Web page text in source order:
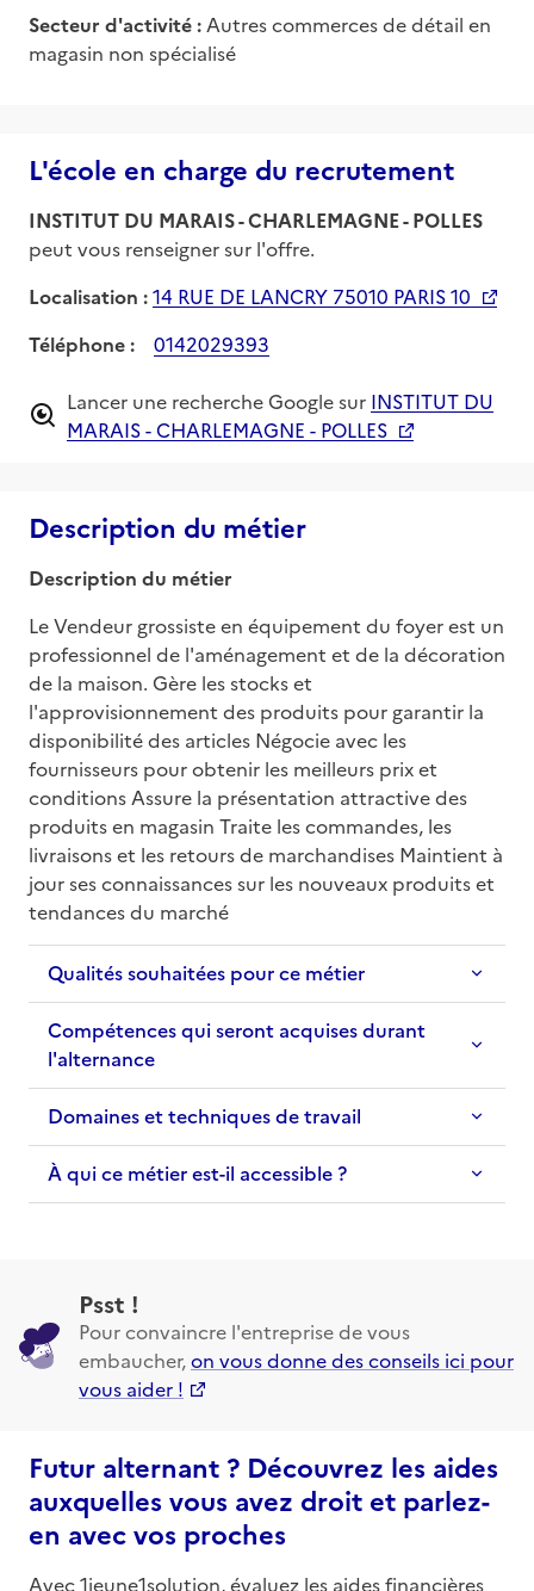
Secteur d'activité : Autres commerces de détail en
magasin non spécialisé
L'école en charge du recrutement
INSTITUT DU MARAIS - CHARLEMAGNE - POLLES
peut vous renseigner sur l'offre.
Localisation :14 RUE DE LANCRY 75010 PARIS 10
Téléphone :
0142029393
Lancer une recherche Google sur INSTITUT DU
MARAIS - CHARLEMAGNE - POLLES
Description du métier
Description du métier
Le Vendeur grossiste en équipement du foyer est un
professionnel de l'aménagement et de la décoration
de la maison. Gère les stocks et
l'approvisionnement des produits pour garantir la
disponibilité des articles Négocie avec les
fournisseurs pour obtenir les meilleurs prix et
conditions Assure la présentation attractive des
produits en magasin Traite les commandes, les
livraisons et les retours de marchandises Maintient à
jour ses connaissances sur les nouveaux produits et
tendances du marché
Qualités souhaitées pour ce métier
Compétences qui seront acquises durant
l'alternance
Domaines et techniques de travail
À qui ce métier est-il accessible ?
Psst !
Pour convaincre l'entreprise de vous
embaucher,on vous donne des conseils ici pour
vous aider !
Futur alternant ? Découvrez les aides
auxquelles vous avez droit et parlez-
en avec vos proches
Avec 1jeune1solution, évaluez les aides financières